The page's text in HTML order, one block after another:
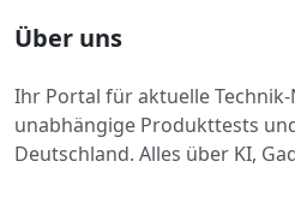
Über uns
Ihr Portal für aktuelle
unabhängige Produkttests
Deutschland. Alles über KI,